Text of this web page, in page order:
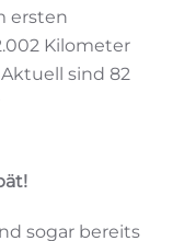
ersten
Kilometer
sind 82
sogar bereits